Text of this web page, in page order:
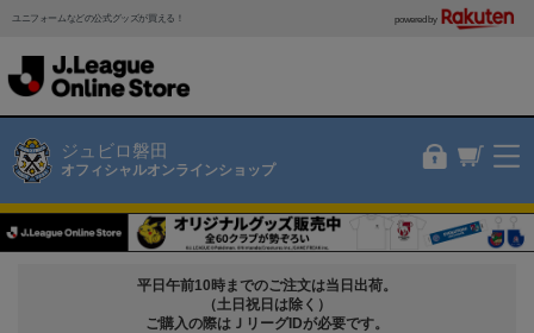
ユニフォームなどの公式グッズが買える！ powered by
ジュビロ磐田
オフィシャルオンラインショップ
平日午前10時までのご注文は当日出荷。
（土日祝日は除く）
ご購入の際はＪリーグIDが必要です。